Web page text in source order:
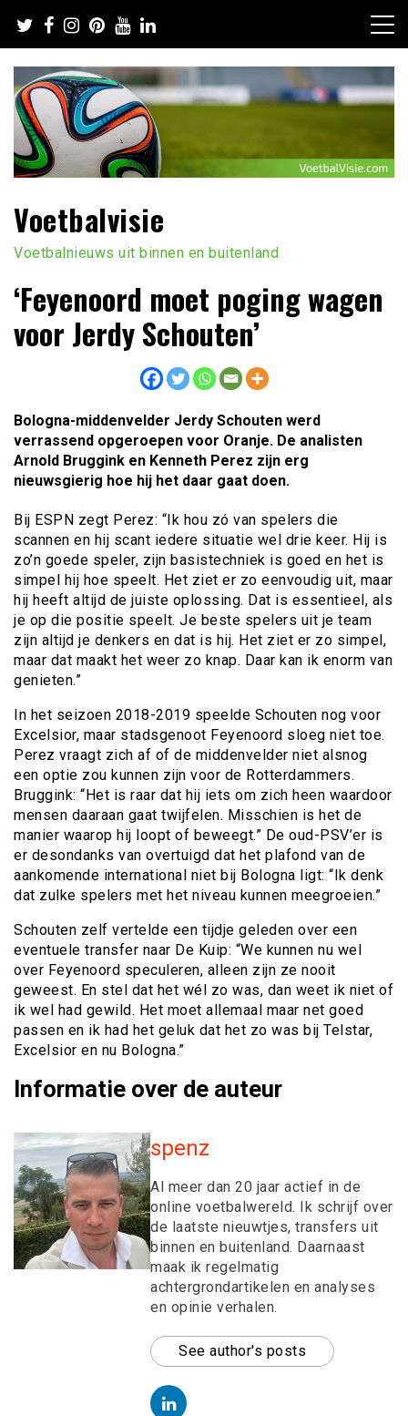
naar
de
inhoud
Voetbalvisie
Voetbalnieuws uit binnen en buitenland
‘Feyenoord moet poging wagen
voor Jerdy Schouten’
Bologna-middenvelder Jerdy Schouten werd
verrassend opgeroepen voor Oranje. De analisten
Arnold Bruggink en Kenneth Perez zijn erg
nieuwsgierig hoe hij het daar gaat doen.
Bij ESPN zegt Perez: “Ik hou zó van spelers die
scannen en hij scant iedere situatie wel drie keer. Hij is
zo’n goede speler, zijn basistechniek is goed en het is
simpel hij hoe speelt. Het ziet er zo eenvoudig uit, maar
hij heeft altijd de juiste oplossing. Dat is essentieel, als
je op die positie speelt. Je beste spelers uit je team
zijn altijd je denkers en dat is hij. Het ziet er zo simpel,
maar dat maakt het weer zo knap. Daar kan ik enorm van
genieten.”
In het seizoen 2018-2019 speelde Schouten nog voor
Excelsior, maar stadsgenoot Feyenoord sloeg niet toe.
Perez vraagt zich af of de middenvelder niet alsnog
een optie zou kunnen zijn voor de Rotterdammers.
Bruggink: “Het is raar dat hij iets om zich heen waardoor
mensen daaraan gaat twijfelen. Misschien is het de
manier waarop hij loopt of beweegt.” De oud-PSV’er is
er desondanks van overtuigd dat het plafond van de
aankomende international niet bij Bologna ligt: “Ik denk
dat zulke spelers met het niveau kunnen meegroeien.”
Schouten zelf vertelde een tijdje geleden over een
eventuele transfer naar De Kuip: “We kunnen nu wel
over Feyenoord speculeren, alleen zijn ze nooit
geweest. En stel dat het wél zo was, dan weet ik niet of
ik wel had gewild. Het moet allemaal maar net goed
passen en ik had het geluk dat het zo was bij Telstar,
Excelsior en nu Bologna.”
Informatie over de auteur
spenz
Al meer dan 20 jaar actief in de
online voetbalwereld. Ik schrijf over
de laatste nieuwtjes, transfers uit
binnen en buitenland. Daarnaast
maak ik regelmatig
achtergrondartikelen en analyses
en opinie verhalen.
See author's posts